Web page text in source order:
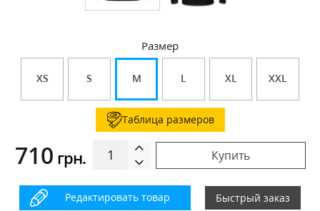
Размер
XS S M L XL XXL
Таблица размеров
710 грн. Купить
Редактировать товар Быстрый заказ